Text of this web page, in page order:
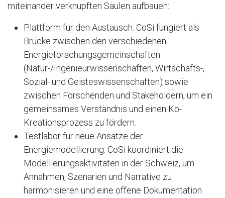
miteinander verknüpften Säulen aufbauen:
Plattform für den Austausch: CoSi fungiert als
Brücke zwischen den verschiedenen
Energieforschungsgemeinschaften
(Natur-/Ingenieurwissenschaften, Wirtschafts-,
Sozial- und Geisteswissenschaften) sowie
zwischen Forschenden und Stakeholdern, um ein
gemeinsames Verständnis und einen Ko-
Kreationsprozess zu fördern.
Testlabor für neue Ansätze der
Energiemodellierung: CoSi koordiniert die
Modellierungsaktivitäten in der Schweiz, um
Annahmen, Szenarien und Narrative zu
harmonisieren und eine offene Dokumentation